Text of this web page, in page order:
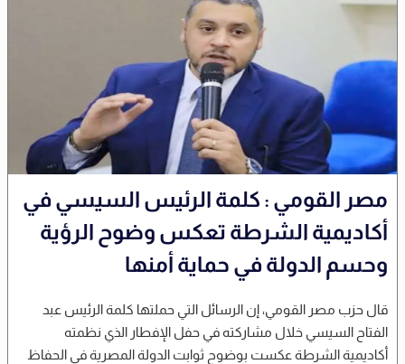
مصر القومي : كلمة الرئيس السيسي في
أكاديمية الشرطة تعكس وضوح الرؤية
وحسم الدولة في حماية أمنها
قال حزب مصر القومي، إن الرسائل التي حملتها كلمة الرئيس عبد
الفتاح السيسي خلال مشاركته في حفل الإفطار الذي نظمته
أكاديمية الشرطة عكست بوضوح ثوابت الدولة المصرية في الحفاظ